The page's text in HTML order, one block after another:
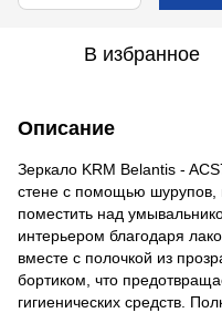
В избранное
Описание
Зеркало KRM Belantis -
стене с помощью шурупов,
поместить над
интерьером благодаря
вместе с полочкой из
бортиком, что
гигиенических средств.